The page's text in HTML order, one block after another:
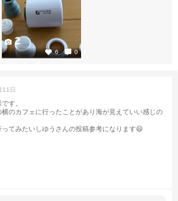
6 0
2
11日
す。
横のカフェに行ったことがあり海が見えていい感じの
てみたいしゆうさんの投稿参考になります😃
わってたような😣
があって俺は好きです😊